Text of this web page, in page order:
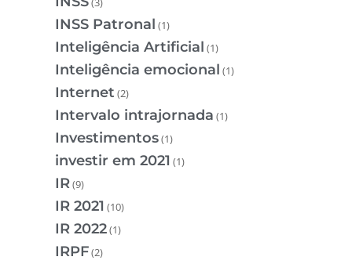
INSS Patronal (1)
Inteligência Artificial (1)
Inteligência emocional (1)
Internet (2)
Intervalo intrajornada (1)
Investimentos(1)
investir em 2021 (1)
IR(9)
IR 2021 (10)
IR 2022(1)
IRPF(2)